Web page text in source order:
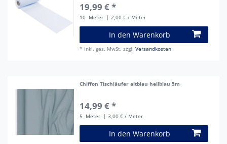
19,99 € *
10 Meter | 2,00 € / Meter
In den Warenkorb
* inkl. ges. MwSt. zzgl.Versandkosten
Chiffon Tischläufer altblau hellblau 5m
14,99 € *
5 Meter | 3,00 € / Meter
In den Warenkorb